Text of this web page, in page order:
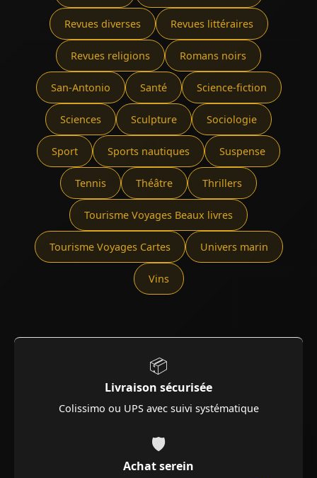
Revues diverses Revues littéraires
Revues religions Romans noirs
San-Antonio Santé Science-fiction
Sciences Sculpture Sociologie
Sport Sports nautiques Suspense
Tennis Théâtre Thrillers
Tourisme Voyages Beaux livres
Tourisme Voyages Cartes Univers marin
Vins
📦
Livraison sécurisée
Colissimo ou UPS avec suivi systématique
🛡️
Achat serein